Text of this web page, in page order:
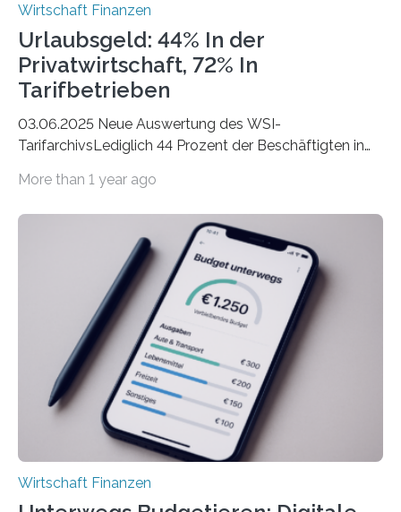
Wirtschaft Finanzen
Urlaubsgeld: 44% In der
Privatwirtschaft, 72% In
Tarifbetrieben
03.06.2025 Neue Auswertung des WSI-
TarifarchivsLediglich 44 Prozent der Beschäftigten in
tarifgebundenen Betrieben ist der Anteil mit 72 Prozent
Unterkünfte fast überall deutlich teurer geworden. Für
viele Beschäftigte ist deshalb das zumeist im Juni oder
Juli ausgezahlte Urlaubsgeld ein wichtiger Faktor, um
sich den wohlverdienten Jahresurlaub leisten zu
können. Allerdings erhält mit 44 Prozent noch nicht
einmal die Hälfte aller Beschäftigten in der
Privatwirtschaft Urlaubsgeld. Zu diesem…
More than 1 year ago
Wirtschaft Finanzen